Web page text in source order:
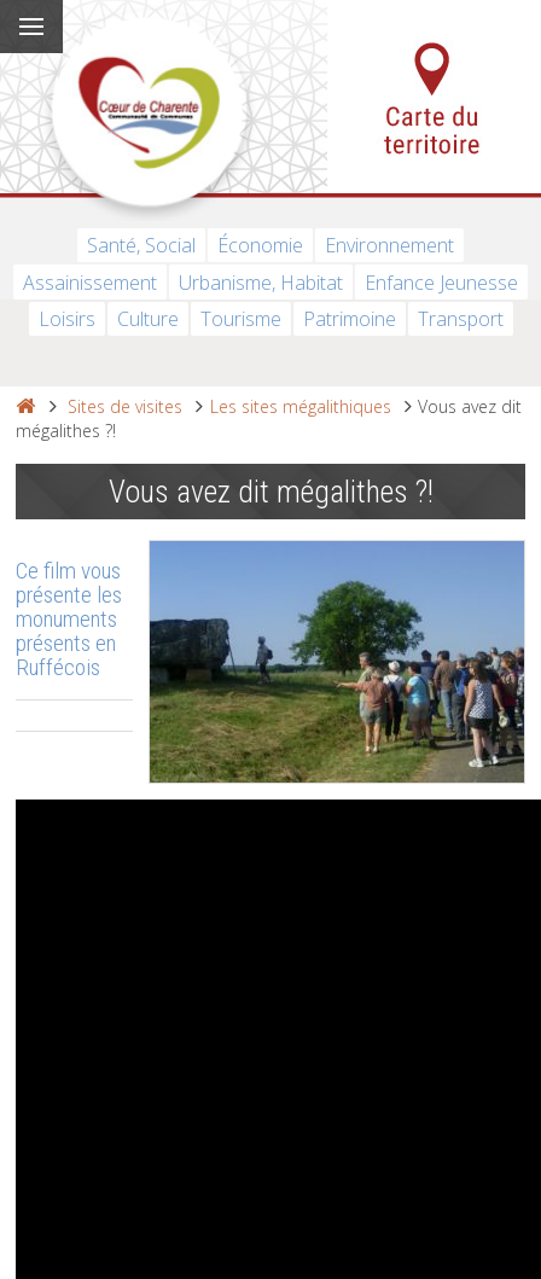
Santé, Social Économie
Environnement
Assainissement
Urbanisme, Habitat
Enfance Jeunesse
Loisirs
Culture Tourisme Patrimoine Transport
Sites de visites Les sites mégalithiques
Vous avez dit
mégalithes ?!
Vous avez dit mégalithes ?!
Ce film vous
présente les
monuments
présents en
Ruffécois